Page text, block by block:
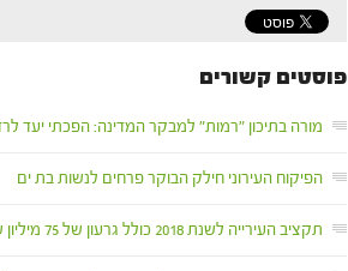
פוסטים קשורים
מורה בתיכון "רמות" למבקר המדינה: הפכתי יעד
הפיקוח העירוני חילק הבוקר פרחים לנשות בת ים
תקציב העירייה לשנת 2018 כולל גרעון של 75 מיליון שקל